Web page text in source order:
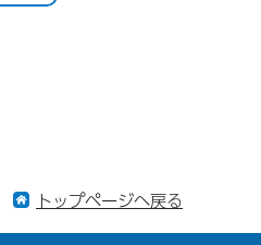
トップページへ戻る